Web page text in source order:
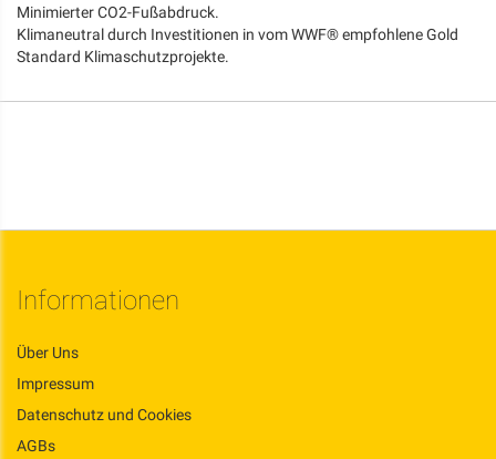
Minimierter CO2-Fußabdruck.
Klimaneutral durch Investitionen in vom WWF® empfohlene Gold
Standard Klimaschutzprojekte.
Informationen
Über Uns
Impressum
Datenschutz und Cookies
AGBs